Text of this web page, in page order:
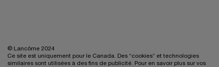
© Lancôme 2024
Ce site est uniquement pour le Canada. Des “cookies” et technologies
similaires sont utilisées à des fins de publicité. Pour en savoir plus sur vos